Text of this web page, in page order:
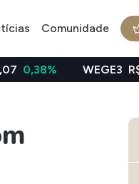
Comunidade
WEGE3 R$ 48,66 -